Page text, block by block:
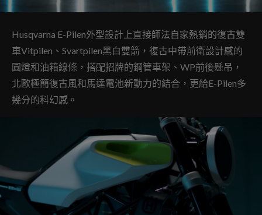
Husqvarna E-Pilen外型設計上直接師法自家熱銷的復古雙
車Vitpilen、Svartpilen黑白雙箭，復古中帶前衛設計感的
圓燈和油箱線條，搭配招牌的鋼管車架、WP前後懸吊，
北歐極簡復古風和馬達電池新動力的結合，更給E-Pilen多
幾分的科幻感。